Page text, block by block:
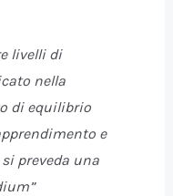
livelli di
nella
di equilibrio
e
preveda una